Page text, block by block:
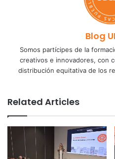
Blog
Somos partícipes de la
creativos e innovadores, con
distribución equitativa de los
Related Articles